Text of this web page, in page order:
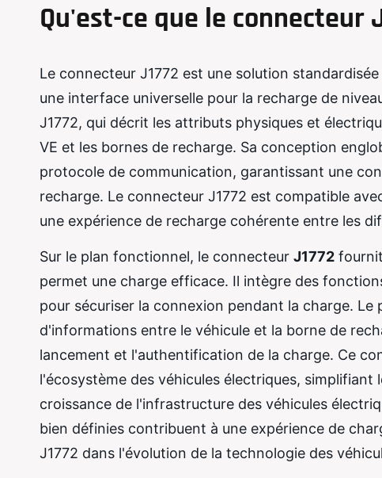
Qu'est-ce que le connecteur
Le connecteur J1772 est une solution
une interface universelle pour la recharge de
J1772, qui décrit les attributs physiques et
VE et les bornes de recharge. Sa conception
protocole de communication, garantissant une
recharge. Le connecteur J1772 est compatible
une expérience de recharge cohérente entre les
Sur le plan fonctionnel, le connecteur J1772
permet une charge efficace. Il intègre des
pour sécuriser la connexion pendant la charge.
d'informations entre le véhicule et la borne de
lancement et l'authentification de la charge. Ce
l'écosystème des véhicules électriques,
croissance de l'infrastructure des véhicules
bien définies contribuent à une expérience de
J1772 dans l'évolution de la technologie des